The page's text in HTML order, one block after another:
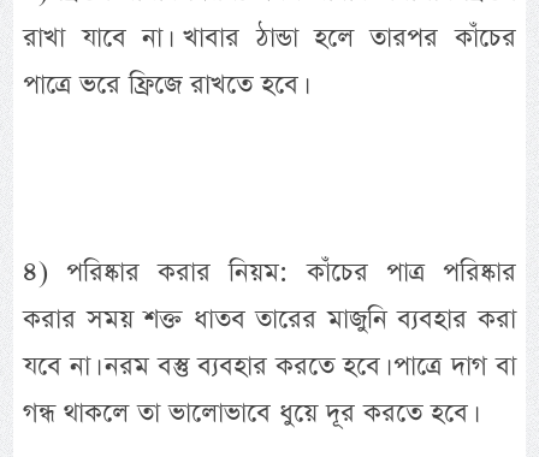
রাখা যাবে না। খাবার ঠান্ডা হলে তারপর কাঁচের
পাত্রে ভরে ফ্রিজে রাখতে হবে।
৪) পরিষ্কার করার নিয়ম: কাঁচের পাত্র পরিষ্কার
করার সময় শক্ত ধাতব তারের মাজুনি ব্যবহার করা
যবে না। নরম বস্তু ব্যবহার করতে হবে। পাত্রে দাগ বা
গন্ধ থাকলে তা ভালোভাবে ধুয়ে দূর করতে হবে।